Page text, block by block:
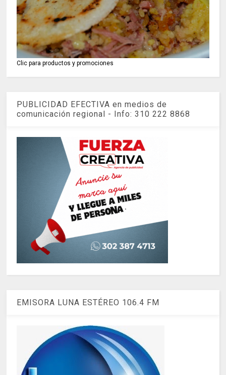
Clic para productos y promociones
PUBLICIDAD EFECTIVA en medios de
comunicación regional - Info: 310 222 8868
EMISORA LUNA ESTÉREO 106.4 FM